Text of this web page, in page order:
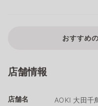
おすすめ
店舗情報
店舗名 AOKI 大田千